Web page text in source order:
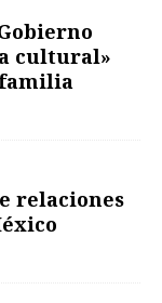
cultural»
relaciones